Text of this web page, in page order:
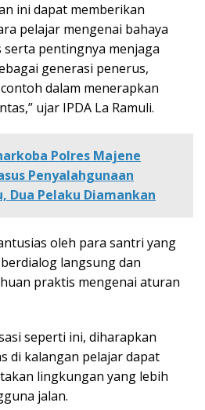
ini dapat memberikan
pelajar mengenai bahaya
pentingnya menjaga
generasi penerus,
dalam menerapkan
ujar IPDA La Ramuli.
Polres Majene
Penyalahgunaan
Dua Pelaku Diamankan
oleh para santri yang
langsung dan
praktis mengenai aturan
seperti ini, diharapkan
di kalangan pelajar dapat
lingkungan yang lebih
jalan.